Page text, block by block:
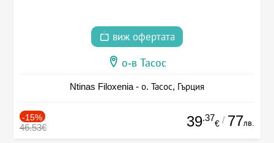
виж офертата
о-в Тасос
Ntinas Filoxenia - о. Тасос, Гърция
-15%
46.53€ 39.37
€ / 77лв.